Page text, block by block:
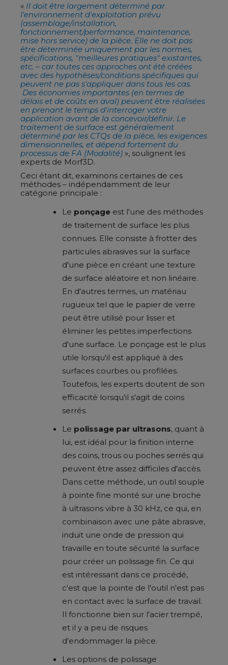
« Il doit être largement déterminé par
l'environnement d'exploitation prévu
(assemblage/installation,
fonctionnement/performance, maintenance,
mise hors service) de la pièce. Elle ne doit pas
être déterminée uniquement par les normes,
spécifications, "meilleures pratiques" existantes,
etc. – car toutes ces approches ont été créées
avec des hypothèses/conditions spécifiques qui
peuvent ne pas s'appliquer dans tous les cas.
Des économies importantes (en termes de
délais et de coûts en aval) peuvent être réalisées
en prenant le temps d'interroger votre
application avant de la concevoir/définir. Le
traitement de surface est généralement
déterminé par les CTQs de la pièce, les exigences
dimensionnelles, et dépend fortement du
processus de FA (Modalité) », soulignent les
experts de Morf3D.
Ceci étant dit, examinons certaines de ces
méthodes – indépendamment de leur
catégorie principale :
Le ponçage est l'une des méthodes
de traitement de surface les plus
connues. Elle consiste à frotter des
particules abrasives sur la surface
d'une pièce en créant une texture
de surface aléatoire et non linéaire.
En d'autres termes, un matériau
rugueux tel que le papier de verre
peut être utilisé pour lisser et
éliminer les petites imperfections
d'une surface. Le ponçage est le plus
utile lorsqu'il est appliqué à des
surfaces courbes ou profilées.
Toutefois, les experts doutent de son
efficacité lorsqu'il s'agit de coins
serrés.
Le polissage par ultrasons, quant à
lui, est idéal pour la finition interne
des coins, trous ou poches serrés qui
peuvent être assez difficiles d'accès.
Dans cette méthode, un outil souple
à pointe fine monté sur une broche
à ultrasons vibre à 30 kHz, ce qui, en
combinaison avec une pâte abrasive,
induit une onde de pression qui
travaille en toute sécurité la surface
pour créer un polissage fin. Ce qui
est intéressant dans ce procédé,
c'est que la pointe de l'outil n'est pas
en contact avec la surface de travail.
Il fonctionne bien sur l'acier trempé,
et il y a peu de risques
d'endommager la pièce.
Les options de polissage